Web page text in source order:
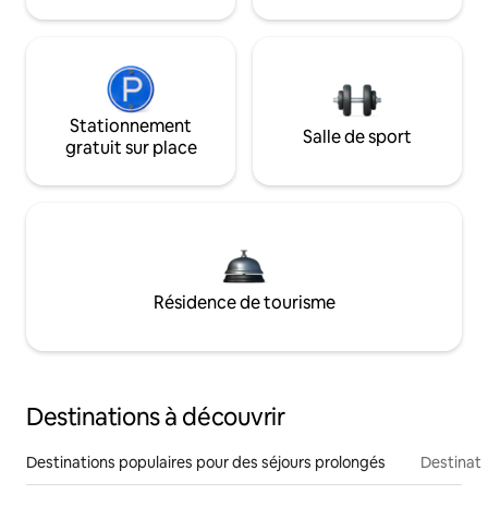
Stationnement
gratuit sur place
Salle de sport
Résidence de tourisme
Destinations à découvrir
Destinations populaires pour des séjours prolongés